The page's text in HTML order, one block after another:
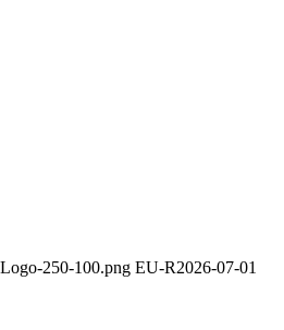
250-100.png EU-R2026-07-01